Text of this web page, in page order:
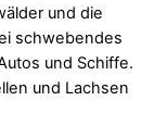
und die
schwebendes
und Schiffe.
und Lachsen